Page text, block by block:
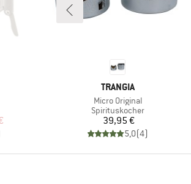
Preis
MARKE
TRANGIA
Artikel
Micro Original
Produktgruppe
Spirituskocher
Preis
39,95 €
5,0(4)